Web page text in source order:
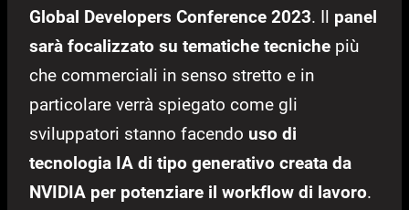
Global Developers Conference 2023. Il panel
sarà focalizzato su tematiche tecniche più
che commerciali in senso stretto e in
particolare verrà spiegato come gli
sviluppatori stanno facendo uso di
tecnologia IA di tipo generativo creata da
NVIDIA per potenziare il workflow di lavoro.